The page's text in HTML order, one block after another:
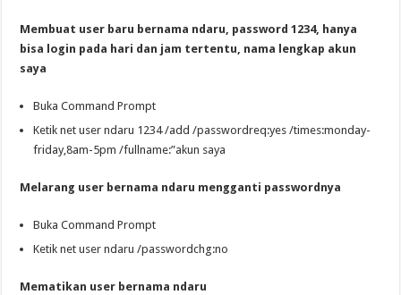
Membuat user baru bernama ndaru, password 1234, hanya
bisa login pada hari dan jam tertentu, nama lengkap akun
saya
Buka Command Prompt
Ketik net user ndaru 1234 /add /passwordreq:yes /times:monday-
friday,8am-5pm /fullname:”akun saya
Melarang user bernama ndaru mengganti passwordnya
Buka Command Prompt
Ketik net user ndaru /passwordchg:no
Mematikan user bernama ndaru